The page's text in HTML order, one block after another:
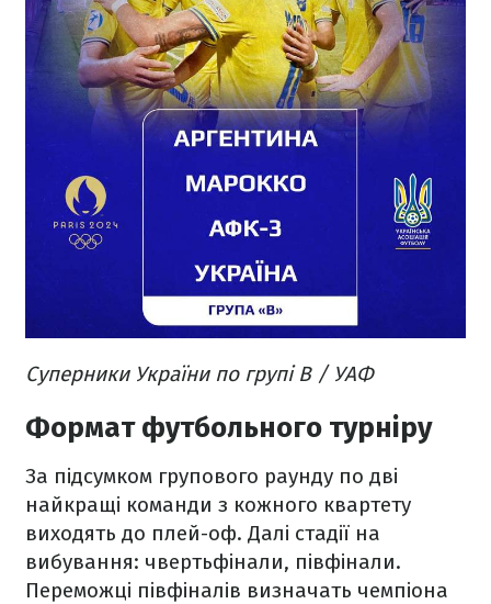
Суперники України по групі В / УАФ
Формат футбольного турніру
За підсумком групового раунду по дві
найкращі команди з кожного квартету
виходять до плей-оф. Далі стадії на
вибування: чвертьфінали, півфінали.
Переможці півфіналів визначать чемпіона